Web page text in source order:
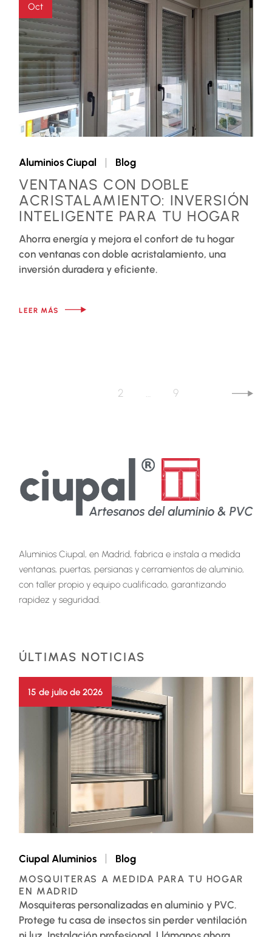
Oct
Aluminios Ciupal Blog
VENTANAS CON DOBLE
ACRISTALAMIENTO: INVERSIÓN
INTELIGENTE PARA TU HOGAR
Ahorra energía y mejora el confort de tu hogar
con ventanas con doble acristalamiento, una
inversión duradera y eficiente.
LEER MÁS
2 … 9
Aluminios Ciupal, en Madrid, fabrica e instala a medida
ventanas, puertas, persianas y cerramientos de aluminio,
con taller propio y equipo cualificado, garantizando
rapidez y seguridad.
ÚLTIMAS NOTICIAS
15 de julio de 2026
Ciupal Aluminios Blog
MOSQUITERAS A MEDIDA PARA TU HOGAR
EN MADRID
Mosquiteras personalizadas en aluminio y PVC.
Protege tu casa de insectos sin perder ventilación